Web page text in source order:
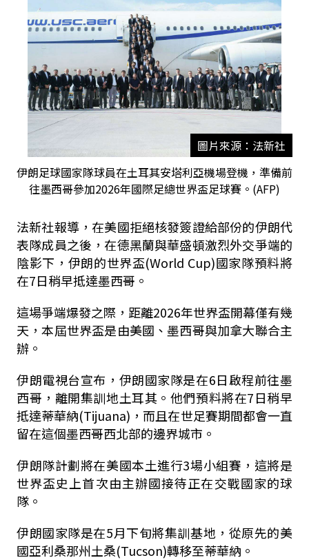
圖片來源：法新社
伊朗足球國家隊球員在土耳其安塔利亞機場登機，準備前
往墨西哥參加2026年國際足總世界盃足球賽。(AFP)
法新社報導，在美國拒絕核發簽證給部份的伊朗代
表隊成員之後，在德黑蘭與華盛頓激烈外交爭端的
陰影下，伊朗的世界盃(World Cup)國家隊預料將
在7日稍早抵達墨西哥。
這場爭端爆發之際，距離2026年世界盃開幕僅有幾
天，本屆世界盃是由美國、墨西哥與加拿大聯合主
辦。
伊朗電視台宣布，伊朗國家隊是在6日啟程前往墨
西哥，離開集訓地土耳其。他們預料將在7日稍早
抵達蒂華納(Tijuana)，而且在世足賽期間都會一直
留在這個墨西哥西北部的邊界城市。
伊朗隊計劃將在美國本土進行3場小組賽，這將是
世界盃史上首次由主辦國接待正在交戰國家的球
隊。
伊朗國家隊是在5月下旬將集訓基地，從原先的美
國亞利桑那州土桑(Tucson)轉移至蒂華納。